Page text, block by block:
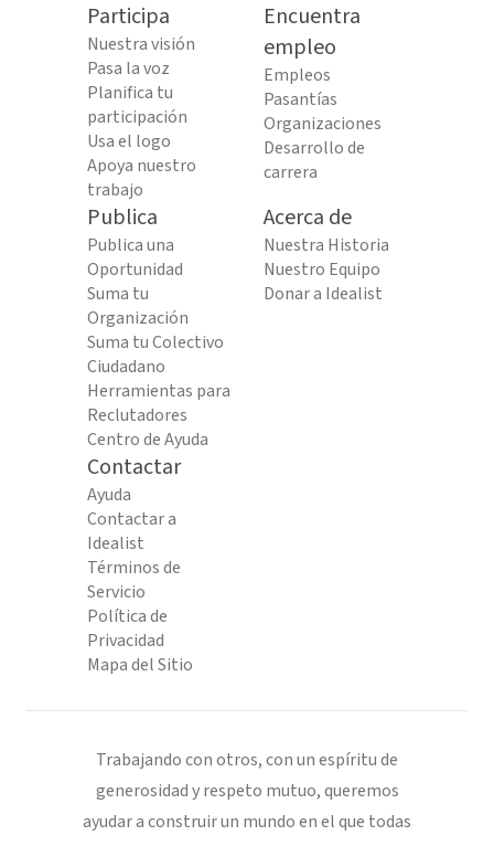
Participa
Nuestra visión
Pasa la voz
Planifica tu
participación
Usa el logo
Apoya nuestro
trabajo
Encuentra
empleo
Empleos
Pasantías
Organizaciones
Desarrollo de
carrera
Publica
Publica una
Oportunidad
Suma tu
Organización
Suma tu Colectivo
Ciudadano
Herramientas para
Reclutadores
Centro de Ayuda
Acerca de
Nuestra Historia
Nuestro Equipo
Donar a Idealist
Contactar
Ayuda
Contactar a
Idealist
Términos de
Servicio
Política de
Privacidad
Mapa del Sitio
Trabajando con otros, con un espíritu de
generosidad y respeto mutuo, queremos
ayudar a construir un mundo en el que todas